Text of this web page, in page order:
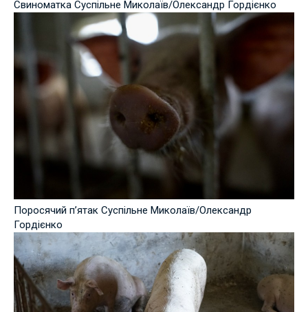
Свиноматка Суспільне Миколаїв/Олександр Гордієнко
Поросячий п’ятак Суспільне Миколаїв/Олександр
Гордієнко